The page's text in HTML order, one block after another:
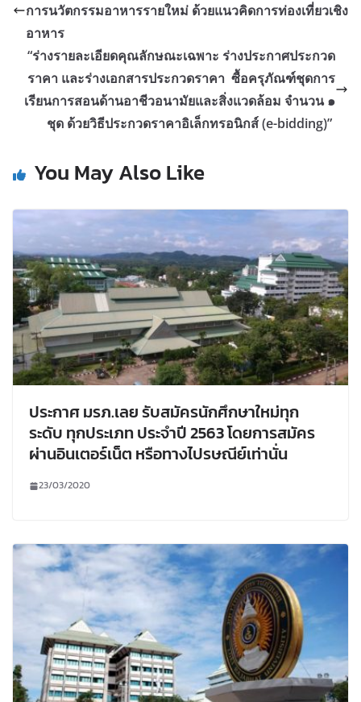
การนวัตกรรมอาหารรายใหม่ ด้วยแนวคิดการท่องเที่ยวเชิง
อาหาร
“ร่างรายละเอียดคุณลักษณะเฉพาะ ร่างประกาศประกวด
ราคา และร่างเอกสารประกวดราคา ซื้อครุภัณฑ์ชุดการ
เรียนการสอนด้านอาชีวอนามัยและสิ่งแวดล้อม จำนวน ๑
ชุด ด้วยวิธีประกวดราคาอิเล็กทรอนิกส์ (e-bidding)”
You May Also Like
ประกาศ มรภ.เลย รับสมัครนักศึกษาใหม่ทุก
ระดับ ทุกประเภท ประจำปี 2563 โดยการสมัคร
ผ่านอินเตอร์เน็ต หรือทางไปรษณีย์เท่านั่น
23/03/2020